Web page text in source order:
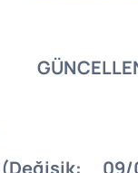
(Değişik: